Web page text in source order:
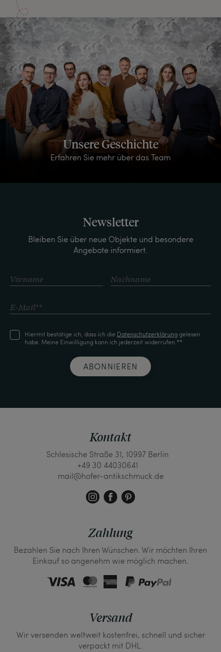
Unsere Geschichte
Erfahren Sie mehr über das Team
Newsletter
Bleiben Sie über neue Objekte und besondere
Angebote informiert.
Hiermit bestätige ich, dass ich die Daten­schutz­erklärunggelesen
habe. Meine Einwilligung kann ich jederzeit widerrufen.**
ABONNIEREN
Kontakt
Schlesische Straße 31, 10997 Berlin
+49 30 44030641
mail@hofer-antikschmuck.de
Zahlung
Bezahlen Sie nach Ihren Wünschen. Wir möchten Ihren
Einkauf so angenehm wie möglich machen.
Versand
Wir versenden weltweit kostenfrei, schnell und sicher
verpackt mit DHL.